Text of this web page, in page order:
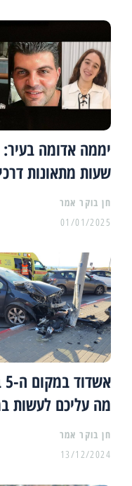
יממה אדומה
שעות מתאונות
01/01/2025
מה עליכם לעשות
13/12/2024